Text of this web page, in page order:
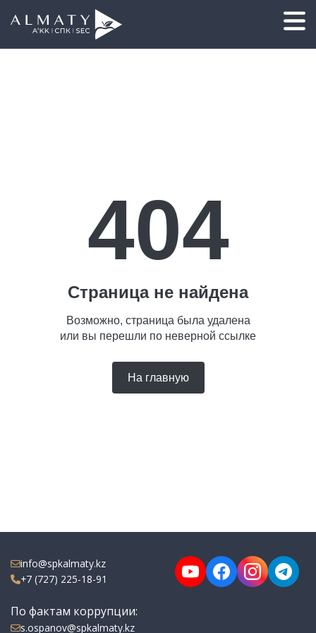
404
Страница не найдена
Возможно, страница была удалена
или вы перешли по неверной ссылке
На главную
info@spkalmaty.kz
+7 (727) 225-18-91
По фактам коррупции:
s.ospanov@spkalmaty.kz